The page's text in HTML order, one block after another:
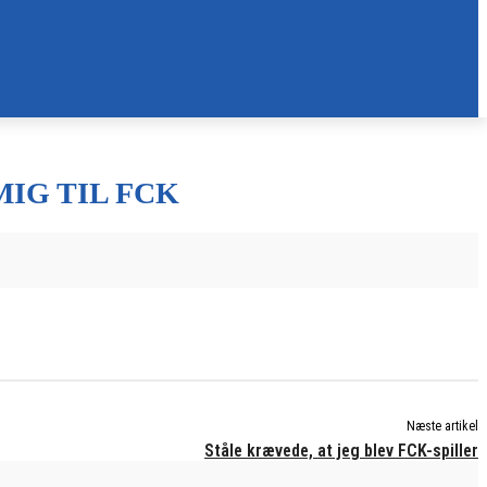
TIL FCK
Næste artikel
Ståle krævede, at jeg blev FCK-spiller